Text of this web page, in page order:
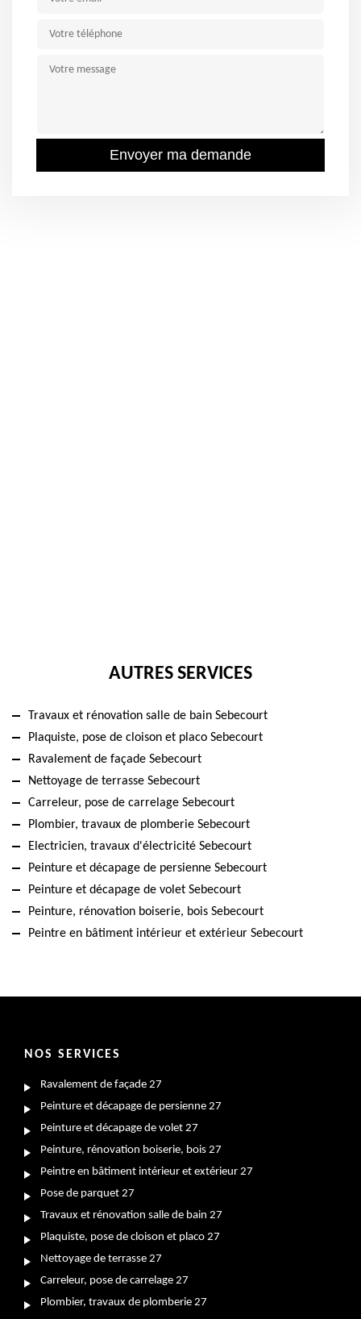
AUTRES SERVICES
Travaux et rénovation salle de bain Sebecourt
Plaquiste, pose de cloison et placo Sebecourt
Ravalement de façade Sebecourt
Nettoyage de terrasse Sebecourt
Carreleur, pose de carrelage Sebecourt
Plombier, travaux de plomberie Sebecourt
Electricien, travaux d'électricité Sebecourt
Peinture et décapage de persienne Sebecourt
Peinture et décapage de volet Sebecourt
Peinture, rénovation boiserie, bois Sebecourt
Peintre en bâtiment intérieur et extérieur Sebecourt
NOS SERVICES
Ravalement de façade 27
Peinture et décapage de persienne 27
Peinture et décapage de volet 27
Peinture, rénovation boiserie, bois 27
Peintre en bâtiment intérieur et extérieur 27
Pose de parquet 27
Travaux et rénovation salle de bain 27
Plaquiste, pose de cloison et placo 27
Nettoyage de terrasse 27
Carreleur, pose de carrelage 27
Plombier, travaux de plomberie 27